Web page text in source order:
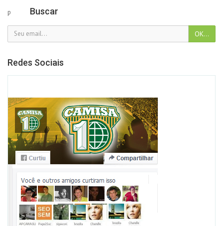
p Buscar
Redes Sociais